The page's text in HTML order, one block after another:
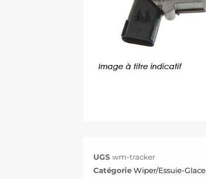
UGSwm-tracker
Catégorie Wiper/Essuie-Glace